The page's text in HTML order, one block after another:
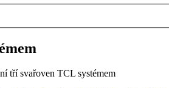
tří svařoven TCL systémem